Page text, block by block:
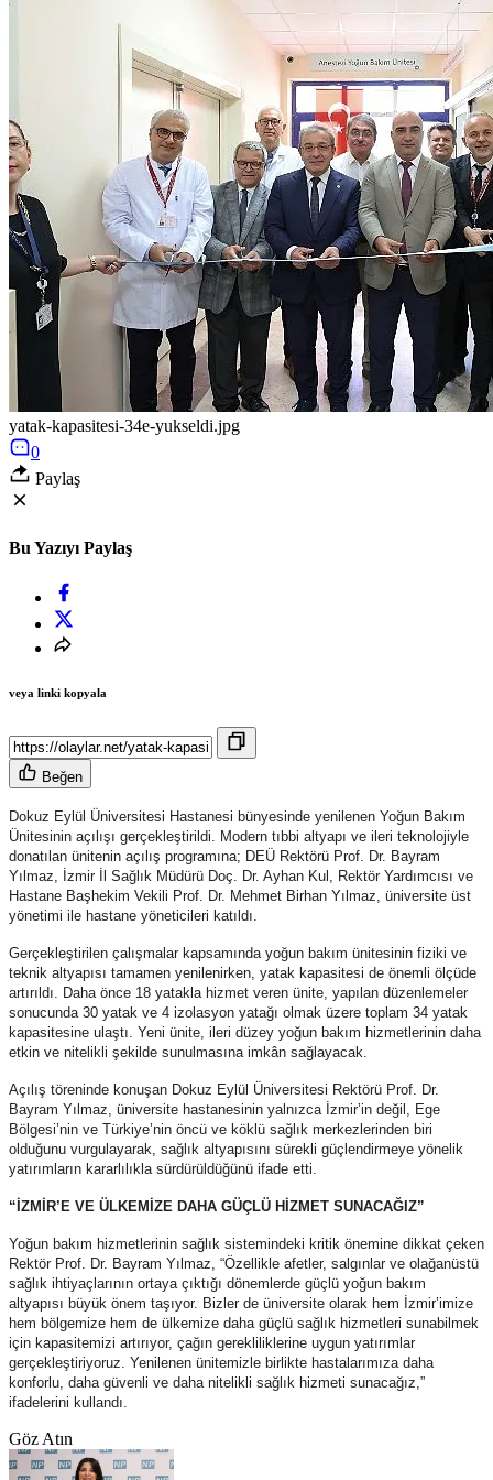
yatak-kapasitesi-34e-yukseldi.jpg
0
Paylaş
Bu Yazıyı Paylaş
veya linki kopyala
Beğen
Dokuz Eylül Üniversitesi Hastanesi bünyesinde yenilenen Yoğun Bakım
Ünitesinin açılışı gerçekleştirildi. Modern tıbbi altyapı ve ileri teknolojiyle
donatılan ünitenin açılış programına; DEÜ Rektörü Prof. Dr. Bayram
Yılmaz, İzmir İl Sağlık Müdürü Doç. Dr. Ayhan Kul, Rektör Yardımcısı ve
Hastane Başhekim Vekili Prof. Dr. Mehmet Birhan Yılmaz, üniversite üst
yönetimi ile hastane yöneticileri katıldı.
Gerçekleştirilen çalışmalar kapsamında yoğun bakım ünitesinin fiziki ve
teknik altyapısı tamamen yenilenirken, yatak kapasitesi de önemli ölçüde
artırıldı. Daha önce 18 yatakla hizmet veren ünite, yapılan düzenlemeler
sonucunda 30 yatak ve 4 izolasyon yatağı olmak üzere toplam 34 yatak
kapasitesine ulaştı. Yeni ünite, ileri düzey yoğun bakım hizmetlerinin daha
etkin ve nitelikli şekilde sunulmasına imkân sağlayacak.
Açılış töreninde konuşan Dokuz Eylül Üniversitesi Rektörü Prof. Dr.
Bayram Yılmaz, üniversite hastanesinin yalnızca İzmir’in değil, Ege
Bölgesi’nin ve Türkiye’nin öncü ve köklü sağlık merkezlerinden biri
olduğunu vurgulayarak, sağlık altyapısını sürekli güçlendirmeye yönelik
yatırımların kararlılıkla sürdürüldüğünü ifade etti.
“İZMİR’E VE ÜLKEMİZE DAHA GÜÇLÜ HİZMET SUNACAĞIZ”
Yoğun bakım hizmetlerinin sağlık sistemindeki kritik önemine dikkat çeken
Rektör Prof. Dr. Bayram Yılmaz, “Özellikle afetler, salgınlar ve olağanüstü
sağlık ihtiyaçlarının ortaya çıktığı dönemlerde güçlü yoğun bakım
altyapısı büyük önem taşıyor. Bizler de üniversite olarak hem İzmir’imize
hem bölgemize hem de ülkemize daha güçlü sağlık hizmetleri sunabilmek
için kapasitemizi artırıyor, çağın gerekliliklerine uygun yatırımlar
gerçekleştiriyoruz. Yenilenen ünitemizle birlikte hastalarımıza daha
konforlu, daha güvenli ve daha nitelikli sağlık hizmeti sunacağız,”
ifadelerini kullandı.
Göz Atın